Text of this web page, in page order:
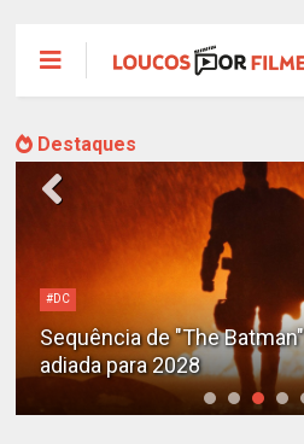
Destaques
#DC
Sequência de "The
adiada para 2028